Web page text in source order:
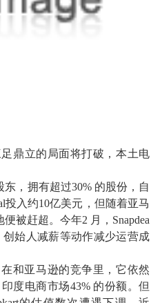
鼎立的局面将打破，本土电
东，拥有超过30% 的股份，自
投入约10亿美元，但随着亚马
被赶超。今年2 月，Snapdea
始人减薪等动作减少运营成
和亚马逊的竞争里，它依然
度电商市场43% 的份额。但